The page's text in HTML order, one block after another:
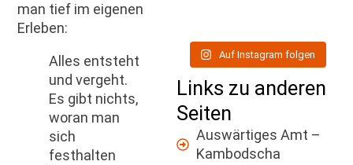
man tief im eigenen
Erleben:
Alles entsteht
und vergeht.
Es gibt nichts,
woran man
sich
festhalten
Auf Instagram folgen
Links zu anderen
Seiten
Auswärtiges Amt –
Kambodscha